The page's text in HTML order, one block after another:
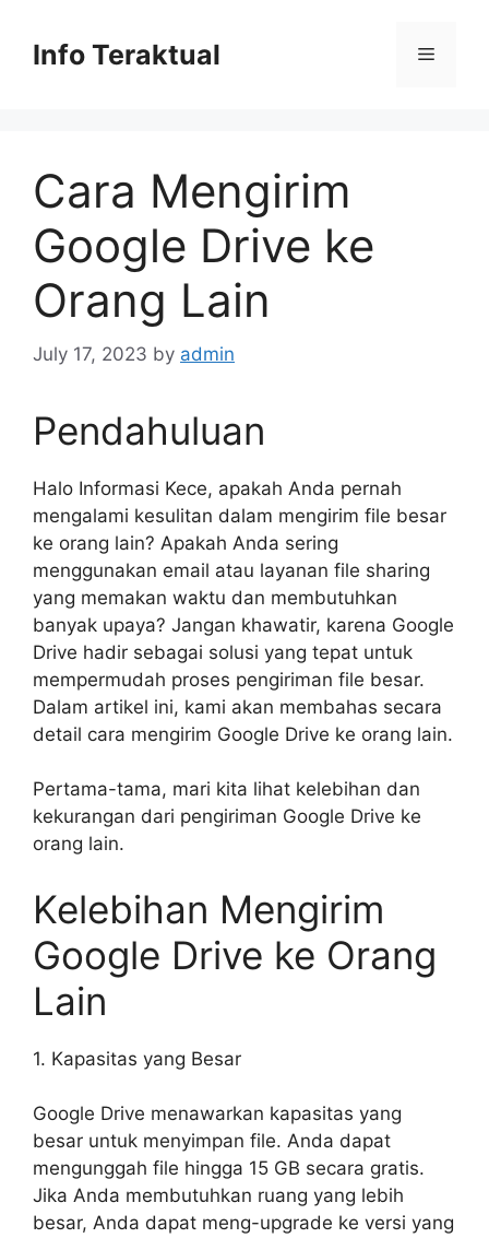
contentInfo Teraktual Menu
Cara Mengirim
Google Drive ke
Orang Lain
July 17, 2023 by admin
Pendahuluan
Halo Informasi Kece, apakah Anda pernah
mengalami kesulitan dalam mengirim file besar
ke orang lain? Apakah Anda sering
menggunakan email atau layanan file sharing
yang memakan waktu dan membutuhkan
banyak upaya? Jangan khawatir, karena Google
Drive hadir sebagai solusi yang tepat untuk
mempermudah proses pengiriman file besar.
Dalam artikel ini, kami akan membahas secara
detail cara mengirim Google Drive ke orang lain.
Pertama-tama, mari kita lihat kelebihan dan
kekurangan dari pengiriman Google Drive ke
orang lain.
Kelebihan Mengirim
Google Drive ke Orang
Lain
1. Kapasitas yang Besar
Google Drive menawarkan kapasitas yang
besar untuk menyimpan file. Anda dapat
mengunggah file hingga 15 GB secara gratis.
Jika Anda membutuhkan ruang yang lebih
besar, Anda dapat meng-upgrade ke versi yang